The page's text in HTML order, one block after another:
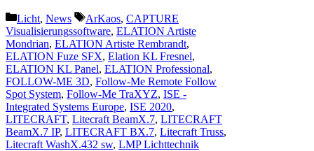
Kategorien
Licht, News Schlagwörter
ArKaos, CAPTURE
Visualisierungssoftware, ELATION Artiste
Mondrian, ELATION Artiste Rembrandt,
ELATION Fuze SFX, Elation KL Fresnel,
ELATION KL Panel, ELATION Professional,
FOLLOW-ME 3D, Follow-Me Remote Follow
Spot System, Follow-Me TraXYZ, ISE -
Integrated Systems Europe, ISE 2020,
LITECRAFT, Litecraft BeamX.7, LITECRAFT
BeamX.7 IP, LITECRAFT BX.7, Litecraft Truss,
Litecraft WashX.432 sw, LMP Lichttechnik